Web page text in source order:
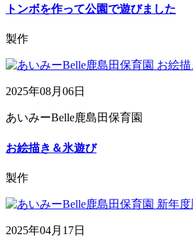
トンボを作って公園で遊びました
製作
2025年08月06日
あいみーBelle鹿島田保育園
お絵描き＆氷遊び
製作
2025年04月17日